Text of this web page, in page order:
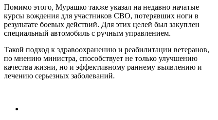
Помимо этого, Мурашко также указал на недавно начатые
курсы вождения для участников СВО, потерявших ноги в
результате боевых действий. Для этих целей был закуплен
специальный автомобиль с ручным управлением.
Такой подход к здравоохранению и реабилитации ветеранов,
по мнению министра, способствует не только улучшению
качества жизни, но и эффективному раннему выявлению и
лечению серьезных заболеваний.